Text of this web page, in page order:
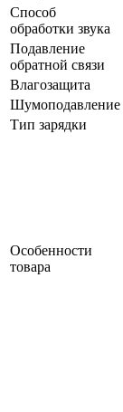
Способ
обработки звука
Подавление
обратной связи
Влагозащита
Шумоподавление
Тип зарядки
Особенности
товара